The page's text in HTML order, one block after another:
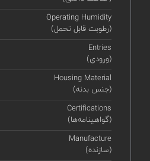
Operating Humidity
(رطوبت قابل تحمل)
Entries
(ورودی)
Housing Material
(جنس بدنه)
Certifications
(گواهینامه‌ها)
Manufacture
(سازنده)